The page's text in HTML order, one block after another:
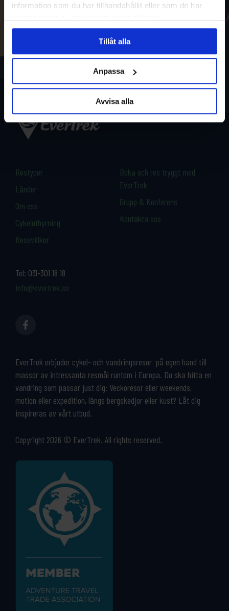
information som du har tillhandahållit eller som de har
Tillåt alla
Anpassa
Avvisa alla
Tel: 031-301 18 18
info@evertrek.se
EverTrek erbjuder cykel- och vandringsresor på egen hand till
massor av intressanta resmål runtom i Europa. Du ska hitta en
vandring som passar just dig: Veckoresor eller weekends,
motion eller expedition, längs bergskedjor eller kust? Låt dig
inspireras av vårt utbud.
Copyright 2026 © EverTrek. All rights reserved.
Restyper
Länder
Om oss
Cykeluthyrning
Resevillkor
Boka och res tryggt med
EverTrek
Grupp & Konferens
Kontakta oss